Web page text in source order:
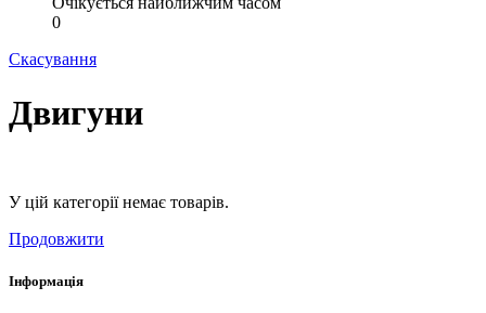
0
Скасування
Двигуни
У цій категорії немає товарів.
Продовжити
Інформація